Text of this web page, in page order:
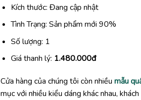
Kích thước: Đang cập nhật
Tình Trạng: Sản phẩm mới 90%
Số lượng: 1
Giá thanh lý: 1.480.000đ
Cửa hàng của chúng tôi còn nhiều mẫu
mục với nhiều kiểu dáng khác nhau,